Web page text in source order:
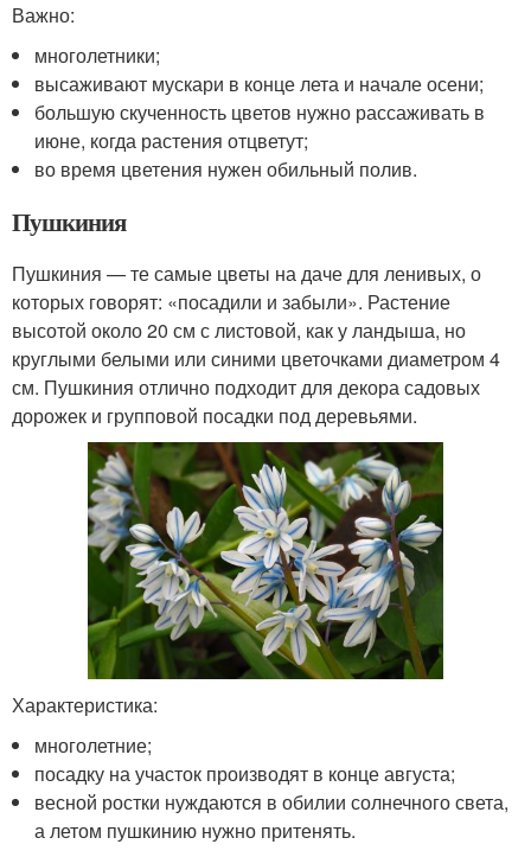
Важно:
многолетники;
высаживают мускари в конце лета и начале осени;
большую скученность цветов нужно рассаживать в
июне, когда растения отцветут;
во время цветения нужен обильный полив.
Пушкиния
Пушкиния — те самые цветы на даче для ленивых, о
которых говорят: «посадили и забыли». Растение
высотой около 20 см с листовой, как у ландыша, но
круглыми белыми или синими цветочками диаметром 4
см. Пушкиния отлично подходит для декора садовых
дорожек и групповой посадки под деревьями.
Характеристика:
многолетние;
посадку на участок производят в конце августа;
весной ростки нуждаются в обилии солнечного света,
а летом пушкинию нужно притенять.